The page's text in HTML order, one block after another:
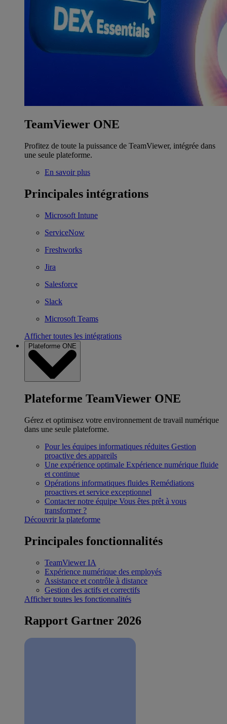
TeamViewer ONE
Profitez de toute la puissance de TeamViewer, intégrée dans
une seule plateforme.
En savoir plus
Principales intégrations
Microsoft Intune
ServiceNow
Freshworks
Jira
Salesforce
Slack
Microsoft Teams
Afficher toutes les intégrations
Plateforme ONE
Plateforme TeamViewer ONE
Gérez et optimisez votre environnement de travail numérique
dans une seule plateforme.
Pour les équipes informatiques réduites Gestion
proactive des appareils
Une expérience optimale Expérience numérique fluide
et continue
Opérations informatiques fluides Remédiations
proactives et service exceptionnel
Contacter notre équipe Vous êtes prêt à vous
transformer ?
Découvrir la plateforme
Principales fonctionnalités
TeamViewer IA
Expérience numérique des employés
Assistance et contrôle à distance
Gestion des actifs et correctifs
Afficher toutes les fonctionnalités
Rapport Gartner 2026